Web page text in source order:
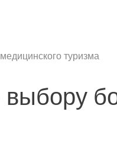
туризма
выбору